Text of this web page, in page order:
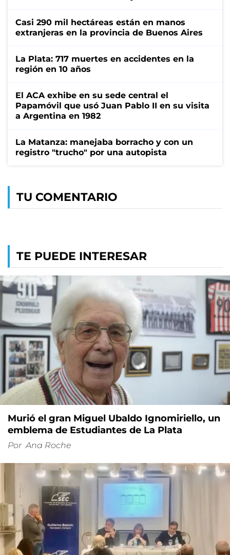
Casi 290 mil hectáreas están en manos
extranjeras en la provincia de Buenos Aires
La Plata: 717 muertes en accidentes en la
región en 10 años
El ACA exhibe en su sede central el
Papamóvil que usó Juan Pablo II en su visita
a Argentina en 1982
La Matanza: manejaba borracho y con un
registro "trucho" por una autopista
TU COMENTARIO
TE PUEDE INTERESAR
Murió el gran Miguel Ubaldo Ignomiriello, un
emblema de Estudiantes de La Plata
Por Ana Roche